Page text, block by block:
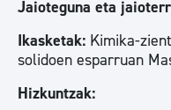
Jaioteguna eta
Ikasketak: Kimika-
solidoen esparruan
Hizkuntzak: